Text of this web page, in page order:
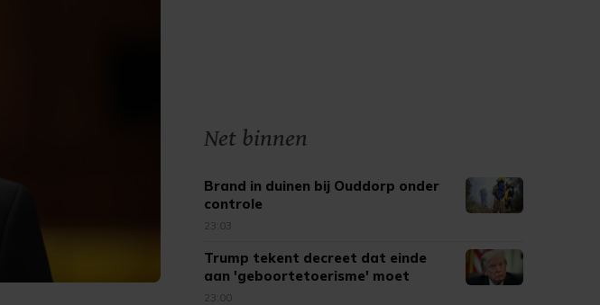
Net binnen
Brand in duinen bij Ouddorp onder
controle
23:03
Trump tekent decreet dat einde
aan 'geboortetoerisme' moet
maken
23:00